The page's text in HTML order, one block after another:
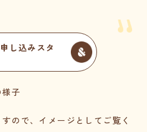
し込みスタ
子
ので、イメージとしてご覧く